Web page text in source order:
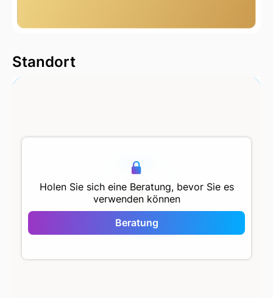
Standort
Holen Sie sich eine Beratung, bevor Sie es
verwenden können
Beratung
Mostar Atakent
500 m